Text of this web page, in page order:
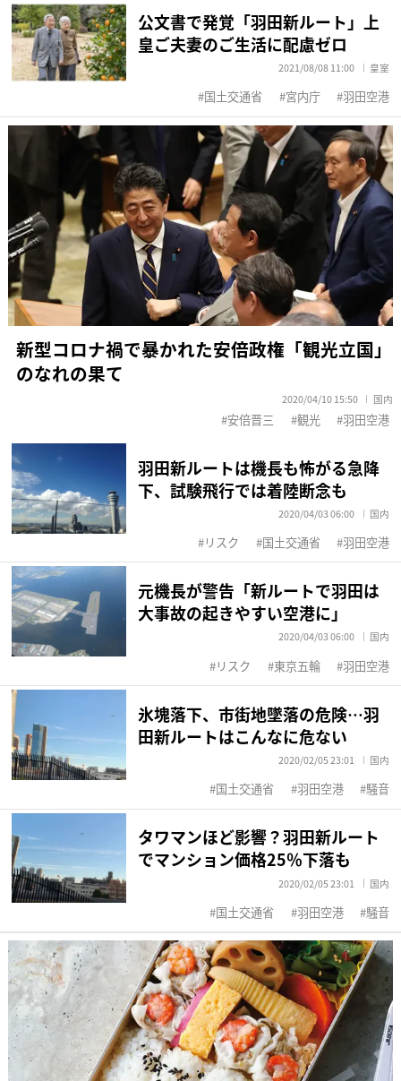
公文書で発覚「羽田新ルート」上
皇ご夫妻のご生活に配慮ゼロ
2021/08/08 11:00 皇室
国土交通省 宮内庁 羽田空港
新型コロナ禍で暴かれた安倍政権「観光立国」
のなれの果て
2020/04/10 15:50 国内
安倍晋三 観光 羽田空港
羽田新ルートは機長も怖がる急降
下、試験飛行では着陸断念も
2020/04/03 06:00 国内
リスク 国土交通省 羽田空港
元機長が警告「新ルートで羽田は
大事故の起きやすい空港に」
2020/04/03 06:00 国内
リスク 東京五輪 羽田空港
氷塊落下、市街地墜落の危険…羽
田新ルートはこんなに危ない
2020/02/05 23:01 国内
国土交通省 羽田空港 騒音
タワマンほど影響？羽田新ルート
でマンション価格25％下落も
2020/02/05 23:01 国内
国土交通省 羽田空港 騒音